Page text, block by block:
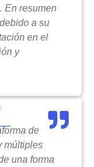
En resumen
a su
en el
y
de
múltiples
una forma